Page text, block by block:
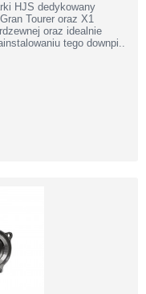
HJS dedykowany
Tourer oraz X1
oraz idealnie
tego downpi..